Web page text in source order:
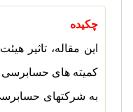
چکیده
این مقاله، تاثیر
کمیته های
به شرکتهای